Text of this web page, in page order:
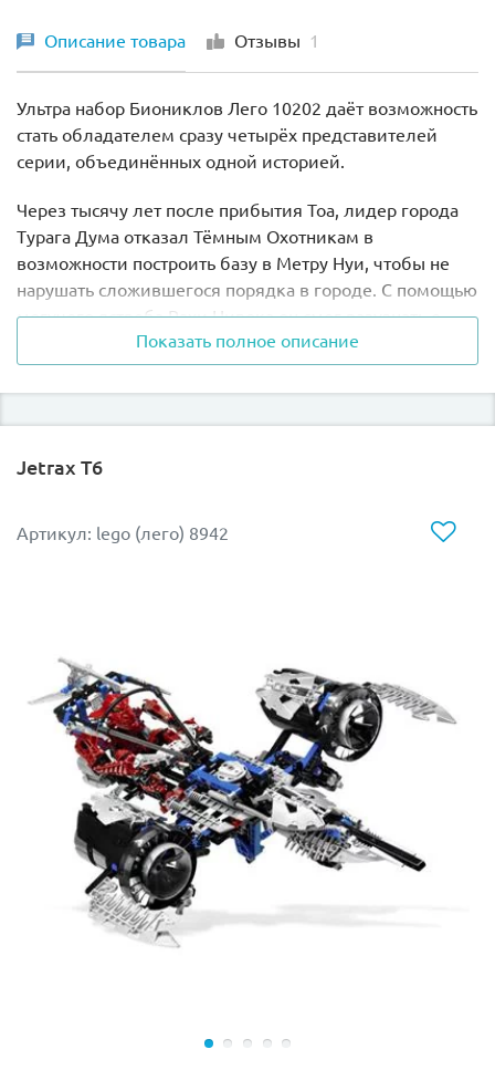
Описание товара Отзывы 1
Ультра набор Биониклов Лего 10202 даёт возможность
стать обладателем сразу четырёх представителей
серии, объединённых одной историей.
Через тысячу лет после прибытия Тоа, лидер города
Турага Дума отказал Тёмным Охотникам в
возможности построить базу в Метру Нуи, чтобы не
нарушать сложившегося порядка в городе. С помощью
могучего ястреба Рахи Нивока он смог разузнать о
коварных планах завоевателей и предложил им
добровольно покинуть город. В отместку Охотники
напали на город, и сотням Тоа пришлось встать на его
оборону.
Война бушевала в течение нескольких месяцев, и обе
в Колизее и оставался под охраной. Поражение Тоа
жители Метру Нуи подготовили своей план
контратаки. Менее чем через час Нидики и генерал
Тоа Ликан повели свои отряды в каньон Бесконечный
Шёпот, где Тёмные Охотники устроили засаду.
Первая часть Тоа, под предводительством Нидики,
оказалась в окружении врагов. Но вскоре подоспело
подкрепление из двухсот Тоа и Тёмным Охотникам
пришлось спасаться бегством. Вместе с Нидики они
были изгнаны за пределы Метру Нуи. После
позорного бегства Нидики присоединился к Тёмным
Охотникам в качестве инструктора по боевым
напарника по имени Крекка.
Показать полное описание
Jetrax T6
Артикул: lego (лего) 8942